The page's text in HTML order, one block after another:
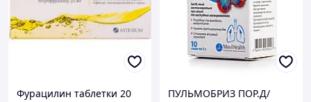
Фурацилин таблетки 20
ПУЛЬМОБРИЗ ПОР.Д/